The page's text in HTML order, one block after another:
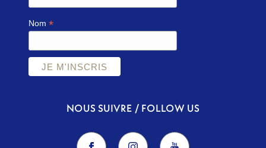
Nom*
NOUS SUIVRE / FOLLOW US